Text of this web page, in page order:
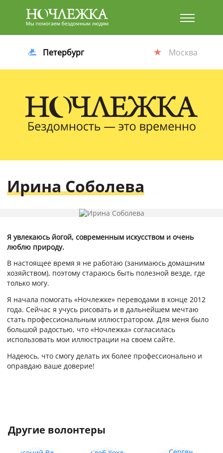
Баннер
Петербург Москва
Ирина Соболева
Я увлекаюсь йогой, современным искусством и очень
люблю природу.
В настоящее время я не работаю (занимаюсь домашним
хозяйством), поэтому стараюсь быть полезной везде, где
только могу.
Я начала помогать «Ночлежке» переводами в конце 2012
года. Сейчас я учусь рисовать и в дальнейшем мечтаю
стать профессиональным иллюстратором. Для меня было
большой радостью, что «Ночлежка» согласилась
использовать мои иллюстрации на своем сайте.
Надеюсь, что смогу делать их более профессионально и
оправдаю ваше доверие!
Другие волонтеры